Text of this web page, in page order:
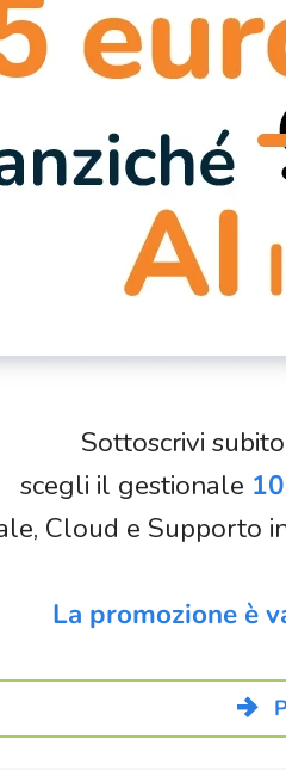
Sottoscrivi
scegli il gestionale
Cloud e Supporto
La promozione è